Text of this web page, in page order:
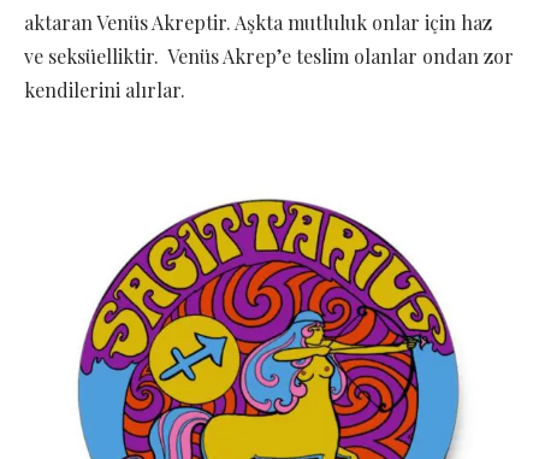
aktaran Venüs Akreptir. Aşkta mutluluk onlar için haz
ve seksüelliktir. Venüs Akrep’e teslim olanlar ondan zor
kendilerini alırlar.